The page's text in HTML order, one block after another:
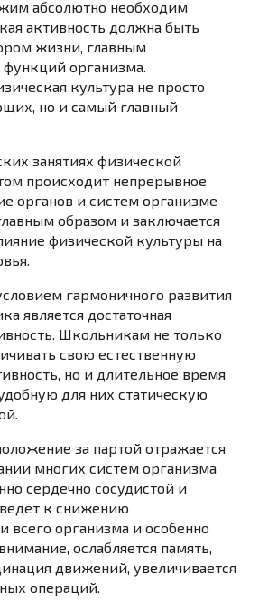
абсолютно необходим
активность должна быть
жизни, главным
функций организма.
культура не просто
но и самый главный
занятиях физической
происходит непрерывное
органов и систем организме
образом и заключается
физической культуры на
гармоничного развития
является достаточная
Школьникам не только
свою естественную
но и длительное время
для них статическую
за партой отражается
многих систем организма
сердечно сосудистой и
к снижению
всего организма и особенно
ослабляется память,
движений, увеличивается
операций.